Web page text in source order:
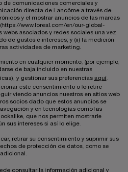
de comunicaciones comerciales y
directa de Lancôme a través de
y el mostrar anuncios de las marcas
www.loreal.com/en/our-global-
webs asociados y redes sociales una vez
de gustos e intereses; y (ii) la medición
actividades de marketing.
en cualquier momento, (por ejemplo,
de baja incluido en nuestras
y gestionar sus preferencias aquí.
este consentimiento o lo retire
viendo anuncios nuestros en sitios web
socios dado que estos anuncios se
y en tecnologías como las
que nos permiten mostrarle
sus intereses si así lo elige.
retirar su consentimiento y suprimir sus
de protección de datos, como se
consultar la información adicional y